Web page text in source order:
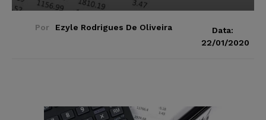
Por Ezyle Rodrigues De Oliveira
Data:
22/01/2020